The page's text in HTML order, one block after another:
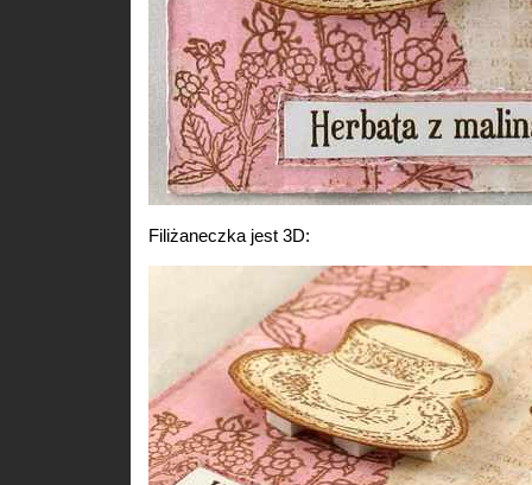
Filiżaneczka jest 3D: